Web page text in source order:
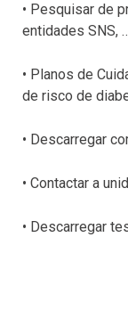
• Pesquisar de
entidades SNS,
• Planos de
de risco de
• Descarregar
• Contactar a
• Descarregar